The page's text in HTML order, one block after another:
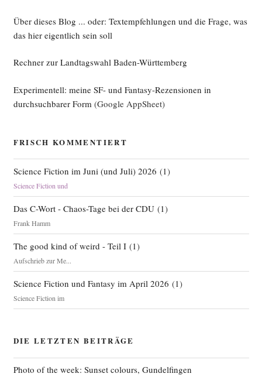
Über dieses Blog ... oder: Textempfehlungen und die Frage, was
das hier eigentlich sein soll
Rechner zur Landtagswahl Baden-Württemberg
Experimentell: meine SF- und Fantasy-Rezensionen in
durchsuchbarer Form (Google AppSheet)
FRISCH KOMMENTIERT
Science Fiction im Juni (und Juli) 2026 (1)
Science Fiction und
Das C-Wort - Chaos-Tage bei der CDU(1)
Frank Hamm
The good kind of weird - Teil I(1)
Aufschrieb zur Me...
Science Fiction und Fantasy im April 2026 (1)
Science Fiction im
DIE LETZTEN BEITRÄGE
Photo of the week: Sunset colours, Gundelfingen